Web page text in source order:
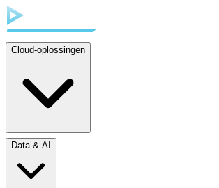
Cloud-oplossingen
Data & AI